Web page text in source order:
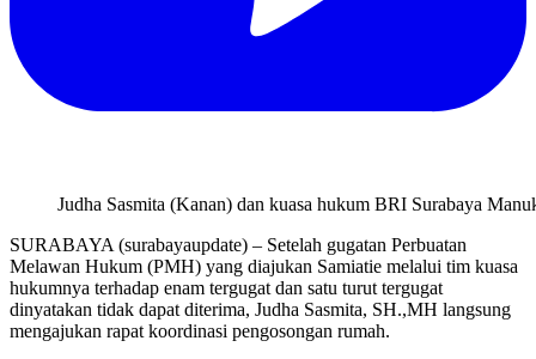
Judha Sasmita (Kanan) dan kuasa hukum BRI Surabaya
SURABAYA (surabayaupdate) – Setelah gugatan Perbuatan
Melawan Hukum (PMH) yang diajukan Samiatie melalui tim kuasa
hukumnya terhadap enam tergugat dan satu turut tergugat
dinyatakan tidak dapat diterima, Judha Sasmita, SH.,MH langsung
mengajukan rapat koordinasi pengosongan rumah.